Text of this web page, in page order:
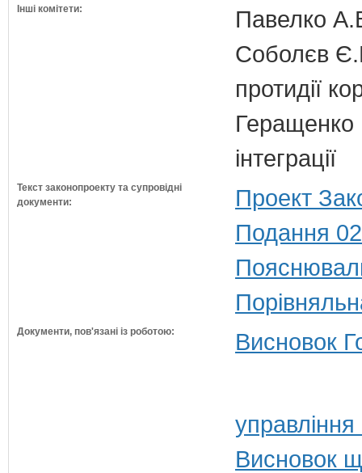
Інші комітети:
Павелко
Соболєв
протидії
Геращенко
інтеграції
Текст законопроекту та супровідні
документи:
Проект
Подання
Документи, пов'язані із роботою: Висновок
Висновок